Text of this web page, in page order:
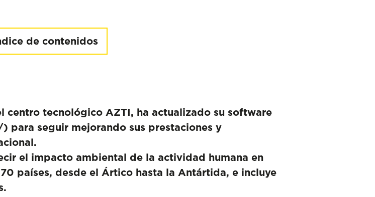
de contenidos
centro tecnológico AZTI, ha actualizado su software
) para seguir mejorando sus prestaciones y
el impacto ambiental de la actividad humana en
países, desde el Ártico hasta la Antártida, e incluye